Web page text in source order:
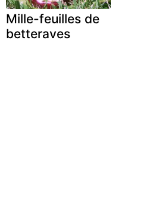
Mille-feuilles de
betteraves